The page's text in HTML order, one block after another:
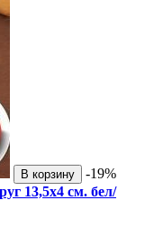
В корзину
-19%
13,5х4 см. бел/